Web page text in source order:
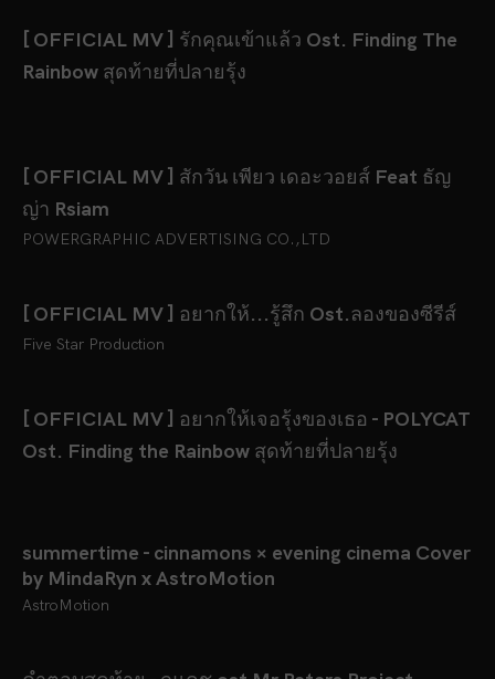
[ OFFICIAL MV ] รักคุณเข้าแล้ว Ost. Finding The
Rainbow สุดท้ายที่ปลายรุ้ง
[ OFFICIAL MV ] สักวัน เพียว เดอะวอยส์ Feat ธัญ
ญ่า Rsiam
POWERGRAPHIC ADVERTISING CO.,LTD
[ OFFICIAL MV ] อยากให้...รู้สึก Ost.ลองของซีรีส์
Five Star Production
[ OFFICIAL MV ] อยากให้เจอรุ้งของเธอ - POLYCAT
Ost. Finding the Rainbow สุดท้ายที่ปลายรุ้ง
summertime - cinnamons × evening cinema Cover
by MindaRyn x AstroMotion
AstroMotion